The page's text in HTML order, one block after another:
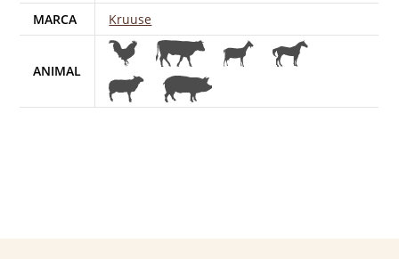
MARCA
Kruuse
ANIMAL